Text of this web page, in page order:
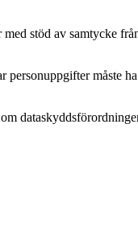
stöd av samtycke
måste